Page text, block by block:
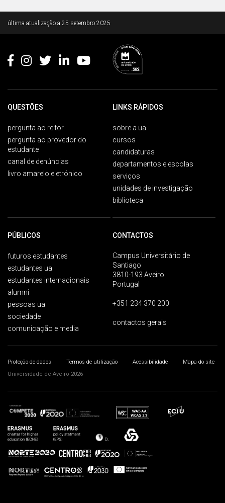
última atualização a 25 setembro 2025
QUESTÕES
pergunta ao reitor
pergunta ao provedor do
estudante
canal de denúncias
livro amarelo eletrónico
LINKS RÁPIDOS
sobre a ua
cursos
candidaturas
departamentos e escolas
serviços
unidades de investigação
biblioteca
PÚBLICOS
futuros estudantes
estudantes ua
estudantes internacionais
alumni
pessoas ua
sociedade
comunicação e media
CONTACTOS
Campus Universitário de
Santiago
3810-193 Aveiro
Portugal
+351 234 370 200
contactos gerais
Proteção de dados Termos de utilização Acessibilidade
Mapa do site
Universidade de Aveiro 2026